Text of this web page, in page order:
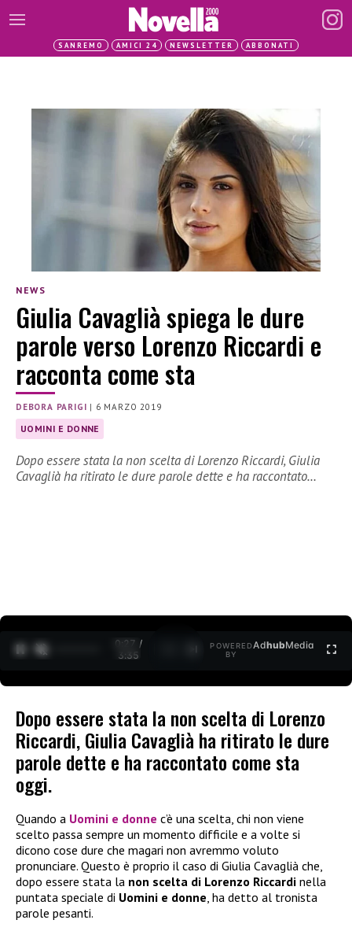
SANREMO AMICI 24 NEWSLETTER ABBONATI
NEWS
Giulia Cavaglià spiega le dure
parole verso Lorenzo Riccardi e
racconta come sta
DEBORA PARIGI | 6 MARZO 2019
UOMINI E DONNE
Dopo essere stata la non scelta di Lorenzo Riccardi, Giulia
Cavaglià ha ritirato le dure parole dette e ha raccontato…
0:27 /
3:35
POWERED
BY
AdhubMedia
Dopo essere stata la non scelta di Lorenzo
Riccardi, Giulia Cavaglià ha ritirato le dure
parole dette e ha raccontato come sta
oggi.
Quando a Uomini e donne c’è una scelta, chi non viene
scelto passa sempre un momento difficile e a volte si
dicono cose dure che magari non avremmo voluto
pronunciare. Questo è proprio il caso di Giulia Cavaglià che,
dopo essere stata la non scelta di Lorenzo Riccardi nella
puntata speciale di Uomini e donne, ha detto al tronista
parole pesanti.